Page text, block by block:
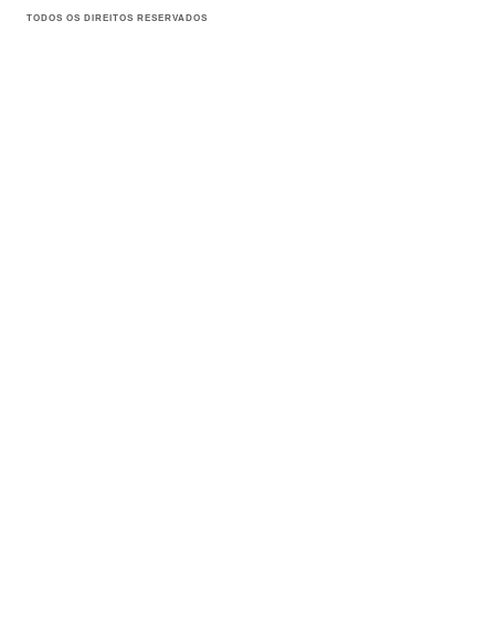
TODOS OS DIREITOS RESERVADOS